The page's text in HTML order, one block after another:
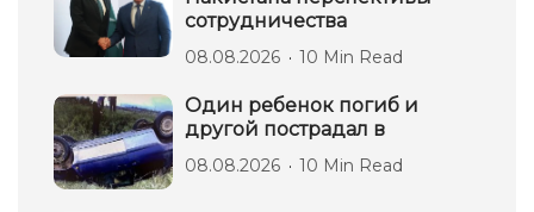
сотрудничества
08.08.2026 10 Min Read
Один ребенок погиб и
другой пострадал в
08.08.2026 10 Min Read